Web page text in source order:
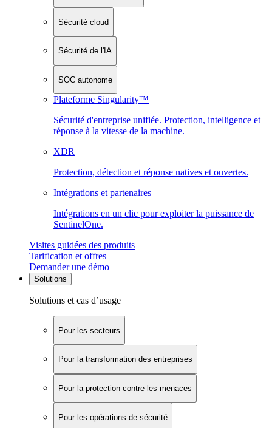
Sécurité cloud
Sécurité de l'IA
SOC autonome
Plateforme Singularity™
Sécurité d'entreprise unifiée. Protection, intelligence et
réponse à la vitesse de la machine.
XDR
Protection, détection et réponse natives et ouvertes.
Intégrations et partenaires
Intégrations en un clic pour exploiter la puissance de
SentinelOne.
Visites guidées des produits
Tarification et offres
Demander une démo
Solutions
Solutions et cas d’usage
Pour les secteurs
Pour la transformation des entreprises
Pour la protection contre les menaces
Pour les opérations de sécurité